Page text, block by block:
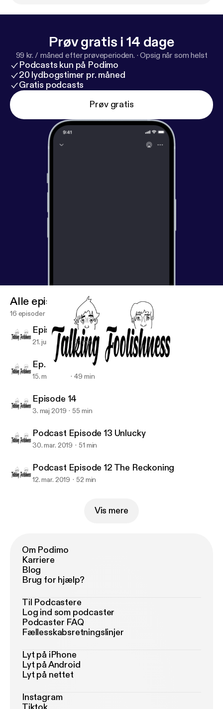
Prøv gratis i 14 dage
99 kr. / måned efter prøveperioden. ·Opsig når som helst
Podcasts kun på Podimo
20 lydbogstimer pr. måned
Gratis podcasts
Prøv gratis
Talking Foolishness
Alle episoder
16 episoder
Episode 16
21. juni 2019 51 min
Ep. 15: Mark at Coachella
15. maj 2019 49 min
Episode 14
3. maj 2019 55 min
Podcast Episode 13 Unlucky
30. mar. 2019 51 min
Podcast Episode 12 The Reckoning
12. mar. 2019 52 min
Vis mere
Om Podimo
Karriere
Blog
Brug for hjælp?
Til Podcastere
Log ind som podcaster
Podcaster FAQ
Fællesskabsretningslinjer
Lyt på iPhone
Lyt på Android
Lyt på nettet
Instagram